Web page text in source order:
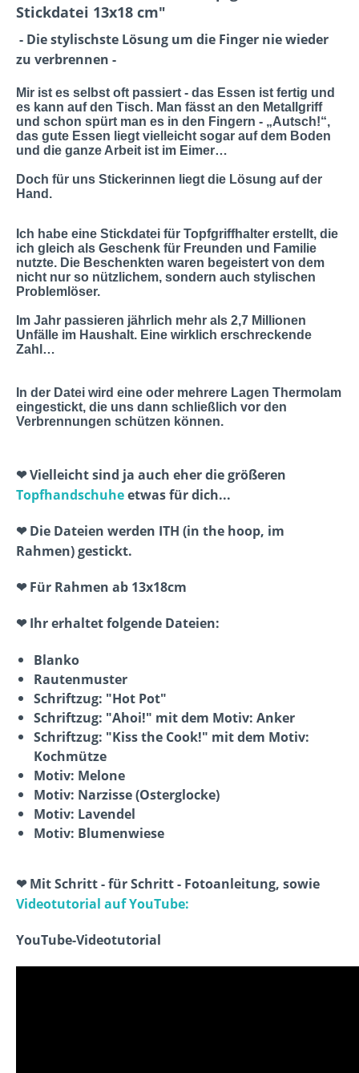
Stickdatei 13x18 cm"
- Die stylischste Lösung um die Finger nie wieder
zu verbrennen -
Mir ist es selbst oft passiert - das Essen ist fertig und
es kann auf den Tisch. Man fässt an den Metallgriff
und schon spürt man es in den Fingern - „Autsch!“,
das gute Essen liegt vielleicht sogar auf dem Boden
und die ganze Arbeit ist im Eimer…
Doch für uns Stickerinnen liegt die Lösung auf der
Hand.
Ich habe eine Stickdatei für Topfgriffhalter erstellt, die
ich gleich als Geschenk für Freunden und Familie
nutzte. Die Beschenkten waren begeistert von dem
nicht nur so nützlichem, sondern auch stylischen
Problemlöser.
Im Jahr passieren jährlich mehr als 2,7 Millionen
Unfälle im Haushalt. Eine wirklich erschreckende
Zahl…
In der Datei wird eine oder mehrere Lagen Thermolam
eingestickt, die uns dann schließlich vor den
Verbrennungen schützen können.
❤ Vielleicht sind ja auch eher die größeren
Topfhandschuheetwas für dich...
❤ Die Dateien werden ITH (in the hoop, im
Rahmen) gestickt.
❤ Für Rahmen ab 13x18cm
❤ Ihr erhaltet folgende Dateien:
Blanko
Rautenmuster
Schriftzug: "Hot Pot"
Schriftzug: "Ahoi!" mit dem Motiv: Anker
Schriftzug: "Kiss the Cook!" mit dem Motiv:
Kochmütze
Motiv: Melone
Motiv: Narzisse (Osterglocke)
Motiv: Lavendel
Motiv: Blumenwiese
❤ Mit Schritt - für Schritt - Fotoanleitung, sowie
Videotutorial auf YouTube:
YouTube-Videotutorial